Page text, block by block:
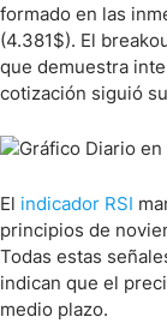
formado en las
(4.381$). El
que demuestra
cotización siguió
El indicador RSI
principios de
Todas estas
indican que el
medio plazo.